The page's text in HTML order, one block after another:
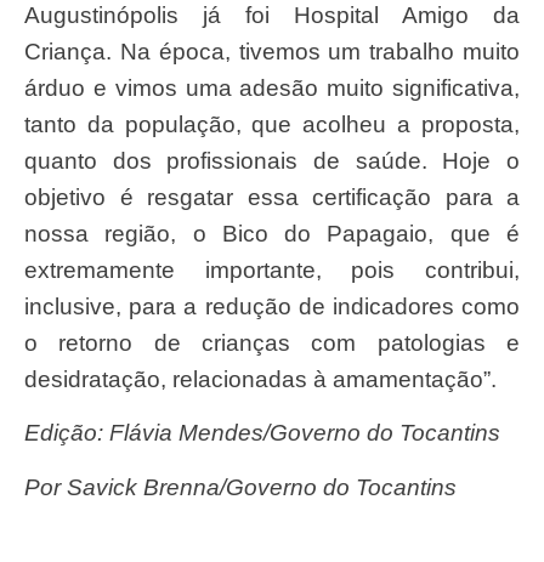
Augustinópolis já foi Hospital Amigo da
Criança. Na época, tivemos um trabalho muito
árduo e vimos uma adesão muito significativa,
tanto da população, que acolheu a proposta,
quanto dos profissionais de saúde. Hoje o
objetivo é resgatar essa certificação para a
nossa região, o Bico do Papagaio, que é
extremamente importante, pois contribui,
inclusive, para a redução de indicadores como
o retorno de crianças com patologias e
desidratação, relacionadas à amamentação”.
Edição: Flávia Mendes/Governo do Tocantins
por Savick Brenna/Governo do Tocantins